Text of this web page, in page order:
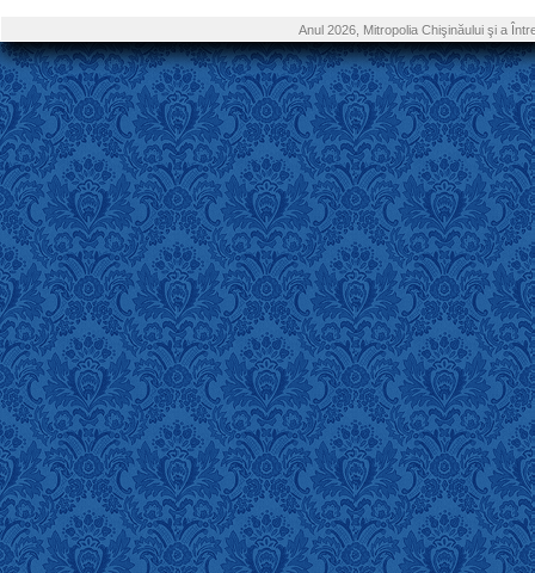
Anul 2026, Mitropolia Chişinăului şi a